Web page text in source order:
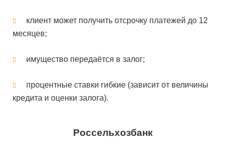
клиент может получить отсрочку платежей до 12
месяцев;
имущество передаётся в залог;
процентные ставки гибкие (зависит от величины
кредита и оценки залога).
Россельхозбанк